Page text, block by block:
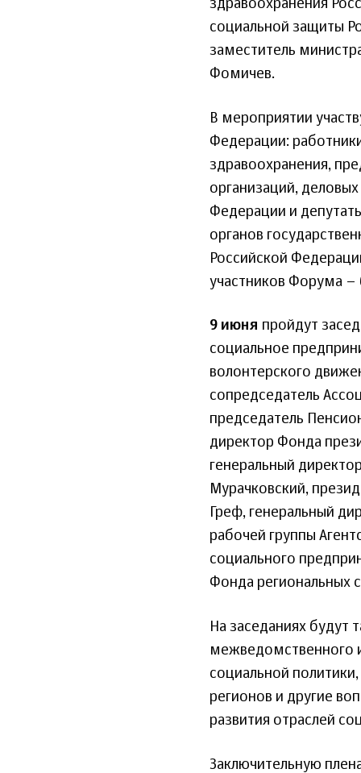
здравоохранения
социальной защиты
заместитель
Фомичев.
В мероприятии
Федерации:
здравоохранения,
организаций,
Федерации и
органов
Российской
участников Форума –
9 июня пройдут
социальное
волонтерского
сопредседатель
председатель
директор Фонда
генеральный
Мурачковский,
Греф, генеральный
рабочей группы
социального
Фонда региональных
На заседаниях будут
межведомственного
социальной
регионов и другие
развития отраслей
Заключительную